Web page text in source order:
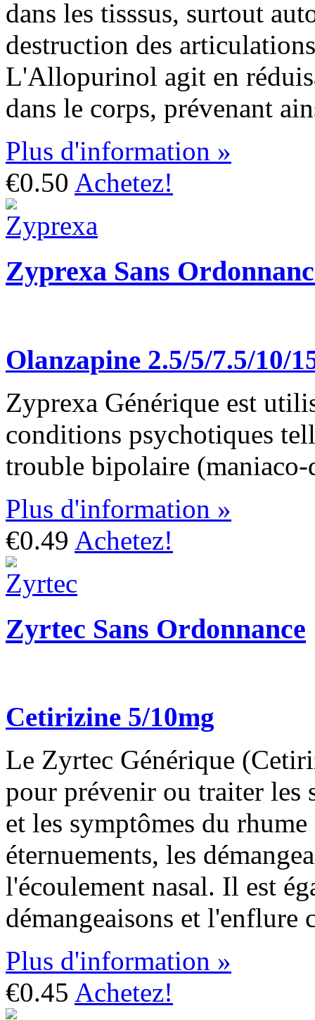
dans les tisssus, surtout
destruction des
L'Allopurinol agit en
dans le corps, prévenant
Plus d'information »
€0.50 Achetez!
Zyprexa Sans
Olanzapine 2.5/5/7.5/10/
Zyprexa Générique est
conditions psychotiques
trouble bipolaire (maniaco-
Plus d'information »
€0.49 Achetez!
Zyrtec Sans Ordonnance
Cetirizine 5/10mg
Le Zyrtec Générique
pour prévenir ou traiter les
et les symptômes du
éternuements, les
l'écoulement nasal. Il est
démangeaisons et l'enflure
Plus d'information »
€0.45 Achetez!